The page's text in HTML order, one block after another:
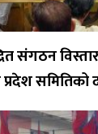
संगठन
प्रदेश समितिको